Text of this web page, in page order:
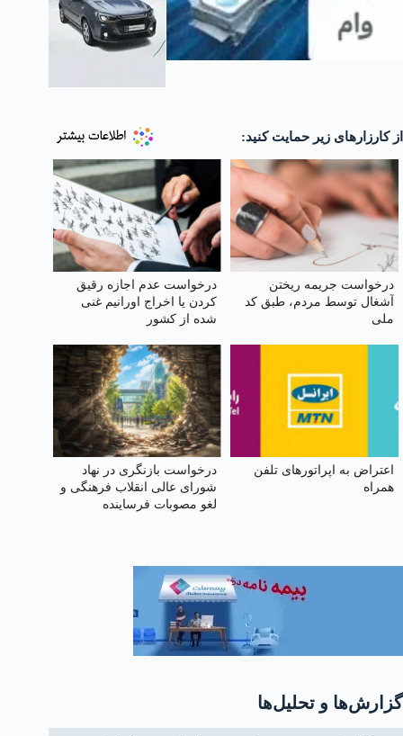
از کارزارهای زیر حمایت کنید:
درخواست جریمه ریختن
آشغال توسط مردم، طبق کد
ملی
درخواست عدم اجازه رقیق
کردن یا اخراج اورانیم غنی
شده از کشور
اعتراض به اپراتورهای تلفن
همراه
درخواست بازنگری در نهاد
شورای عالی انقلاب فرهنگی و
لغو مصوبات فرساینده
گزارش‌ها و تحلیل‌ها